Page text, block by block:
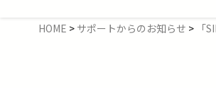
HOME > サポートからのお知らせ >